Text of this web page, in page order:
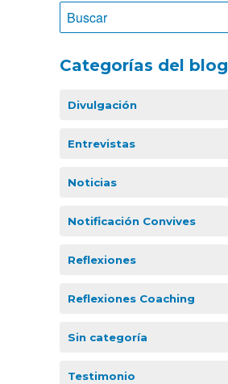
Categorías del blog
Divulgación
Entrevistas
Noticias
Notificación Convives
Reflexiones
Reflexiones Coaching
Sin categoría
Testimonio